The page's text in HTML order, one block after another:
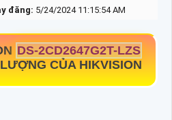
đăng: 5/24/2024 11:15:54 AM
DS-2CD2647G2T-LZS
CỦA HIKVISION